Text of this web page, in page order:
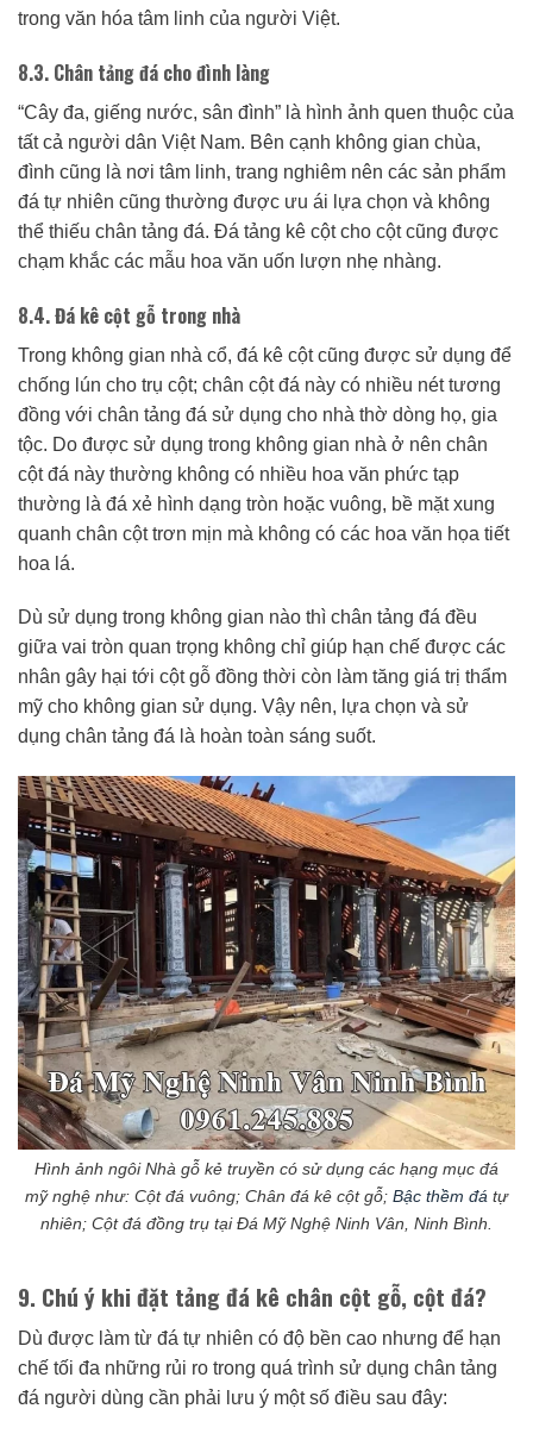
trong văn hóa tâm linh của người Việt.
8.3. Chân tảng đá cho đình làng
“Cây đa, giếng nước, sân đình” là hình ảnh quen thuộc của
tất cả người dân Việt Nam. Bên cạnh không gian chùa,
đình cũng là nơi tâm linh, trang nghiêm nên các sản phẩm
đá tự nhiên cũng thường được ưu ái lựa chọn và không
thể thiếu chân tảng đá. Đá tảng kê cột cho cột cũng được
chạm khắc các mẫu hoa văn uốn lượn nhẹ nhàng.
8.4. Đá kê cột gỗ trong nhà
Trong không gian nhà cổ, đá kê cột cũng được sử dụng để
chống lún cho trụ cột; chân cột đá này có nhiều nét tương
đồng với chân tảng đá sử dụng cho nhà thờ dòng họ, gia
tộc. Do được sử dụng trong không gian nhà ở nên chân
cột đá này thường không có nhiều hoa văn phức tạp
thường là đá xẻ hình dạng tròn hoặc vuông, bề mặt xung
quanh chân cột trơn mịn mà không có các hoa văn họa tiết
hoa lá.
Dù sử dụng trong không gian nào thì chân tảng đá đều
giữa vai tròn quan trọng không chỉ giúp hạn chế được các
nhân gây hại tới cột gỗ đồng thời còn làm tăng giá trị thẩm
mỹ cho không gian sử dụng. Vậy nên, lựa chọn và sử
dụng chân tảng đá là hoàn toàn sáng suốt.
Hình ảnh ngôi Nhà gỗ kẻ truyền có sử dụng các hạng mục đá
mỹ nghệ như: Cột đá vuông; Chân đá kê cột gỗ; Bậc thềm đá tự
nhiên; Cột đá đồng trụ tại Đá Mỹ Nghệ Ninh Vân, Ninh Bình.
9. Chú ý khi đặt tảng đá kê chân cột gỗ, cột đá?
Dù được làm từ đá tự nhiên có độ bền cao nhưng để hạn
chế tối đa những rủi ro trong quá trình sử dụng chân tảng
đá người dùng cần phải lưu ý một số điều sau đây: